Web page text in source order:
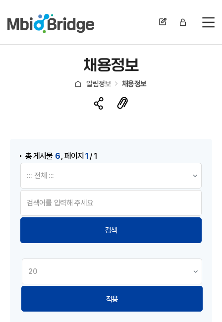
전
채용정보
알림정보 채용정보
총 게시물 6 ,페이지1/ 1
적용